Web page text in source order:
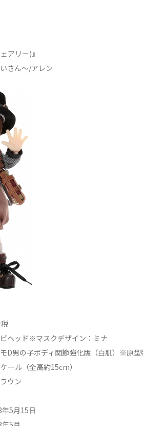
アリー)』
さん～/アレン
ヘッド※マスクデザイン：ミナ
D男の子ボディ関節強化版（白肌）※原型
ール（全高約15cm）
ウン
5月15日